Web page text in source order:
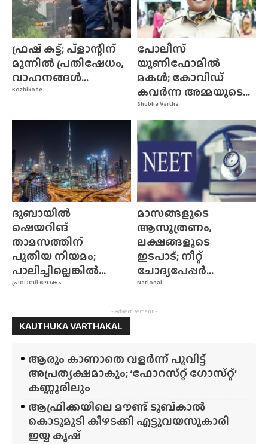
Kozhikode
ഫ്രഷ് കട്ട്; പ്ളാന്റിന്
മുന്നിൽ പ്രതിഷേധം,
വാഹനങ്ങൾ...
Shubha Vartha
പോലീസ്
യൂണിഫോമിൽ
മകൾ; കോവിഡ്
കവർന്ന അമ്മയുടെ...
പ്രവാസി ലോകം
ദുബായിൽ
ഷെയറിങ്
താമസത്തിന്
പുതിയ നിയമം;
പാലിച്ചില്ലെങ്കിൽ...
National
മാസങ്ങളുടെ
ആസൂത്രണം,
ലക്ഷങ്ങളുടെ
ഇടപാട്; നീറ്റ്
ചോദ്യപേപ്പർ...
- Advertisement -
KAUTHUKA VARTHAKAL
ആരും കാണാതെ വളർന്ന് പൂവിട്ട്
അപ്രത്യക്ഷമാകും; ‘ഫോറസ്‌റ്റ്‌ ഗോസ്‌റ്റ്’
കണ്ണൂരിലും
ആഫ്രിക്കയിലെ മൗണ്ട് ടുബ്‌കാൽ
കൊടുമുടി കീഴടക്കി എട്ടുവയസുകാരി
ഇയ്യ കൃഷ്